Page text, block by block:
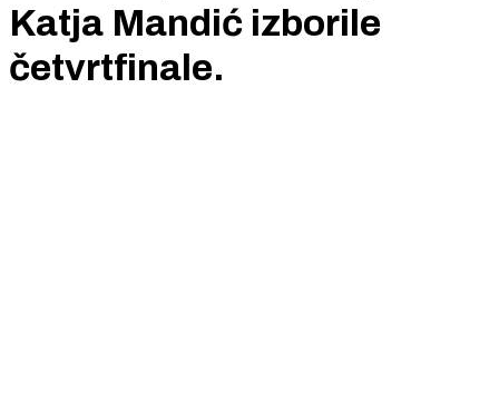
Katja Mandić izborile
četvrtfinale.